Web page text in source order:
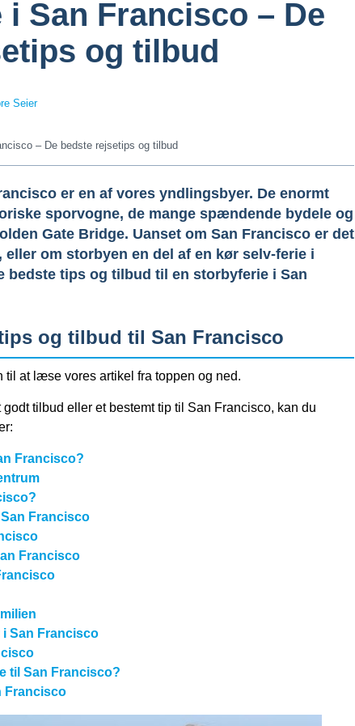
San Francisco – De
og tilbud
Seier
– De bedste rejsetips og tilbud
er en af vores yndlingsbyer. De enormt
sporvogne, de mange spændende bydele og
Gate Bridge. Uanset om San Francisco er det
eller om storbyen en del af en kør selv-ferie i
bedste tips og tilbud til en storbyferie i San
og tilbud til San Francisco
til at læse vores artikel fra toppen og ned.
tilbud eller et bestemt tip til San Francisco, kan du
Francisco?
Francisco
Francisco
San Francisco
til San Francisco?
Francisco